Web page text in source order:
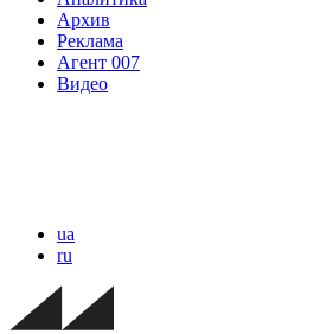
Архив
Реклама
Агент 007
Видео
ua
ru